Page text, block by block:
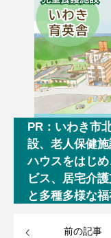
PR：いわき市
設、老人保健
ハウスをはじ
ビス、居宅介
と多種多様な
前の記事